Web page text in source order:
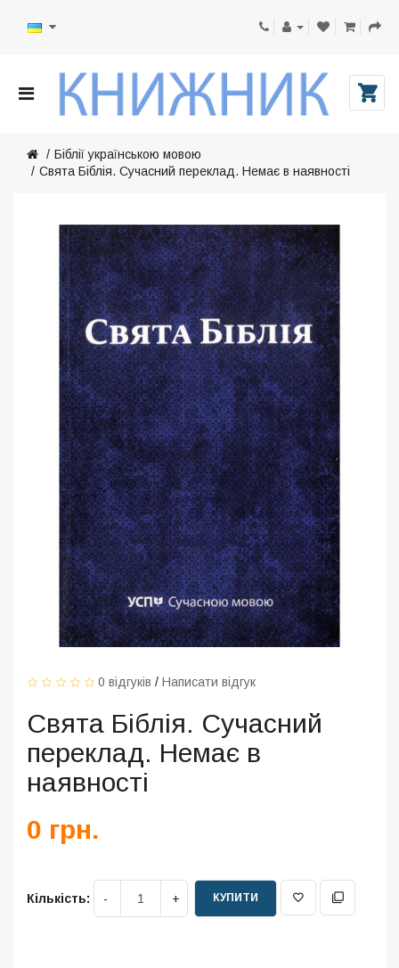
Біблії українською мовою
Свята Біблія. Сучасний переклад. Немає в наявності
0 відгуків / Написати відгук
Свята Біблія. Сучасний
переклад. Немає в
наявності
0 грн.
Кількість: КУПИТИ